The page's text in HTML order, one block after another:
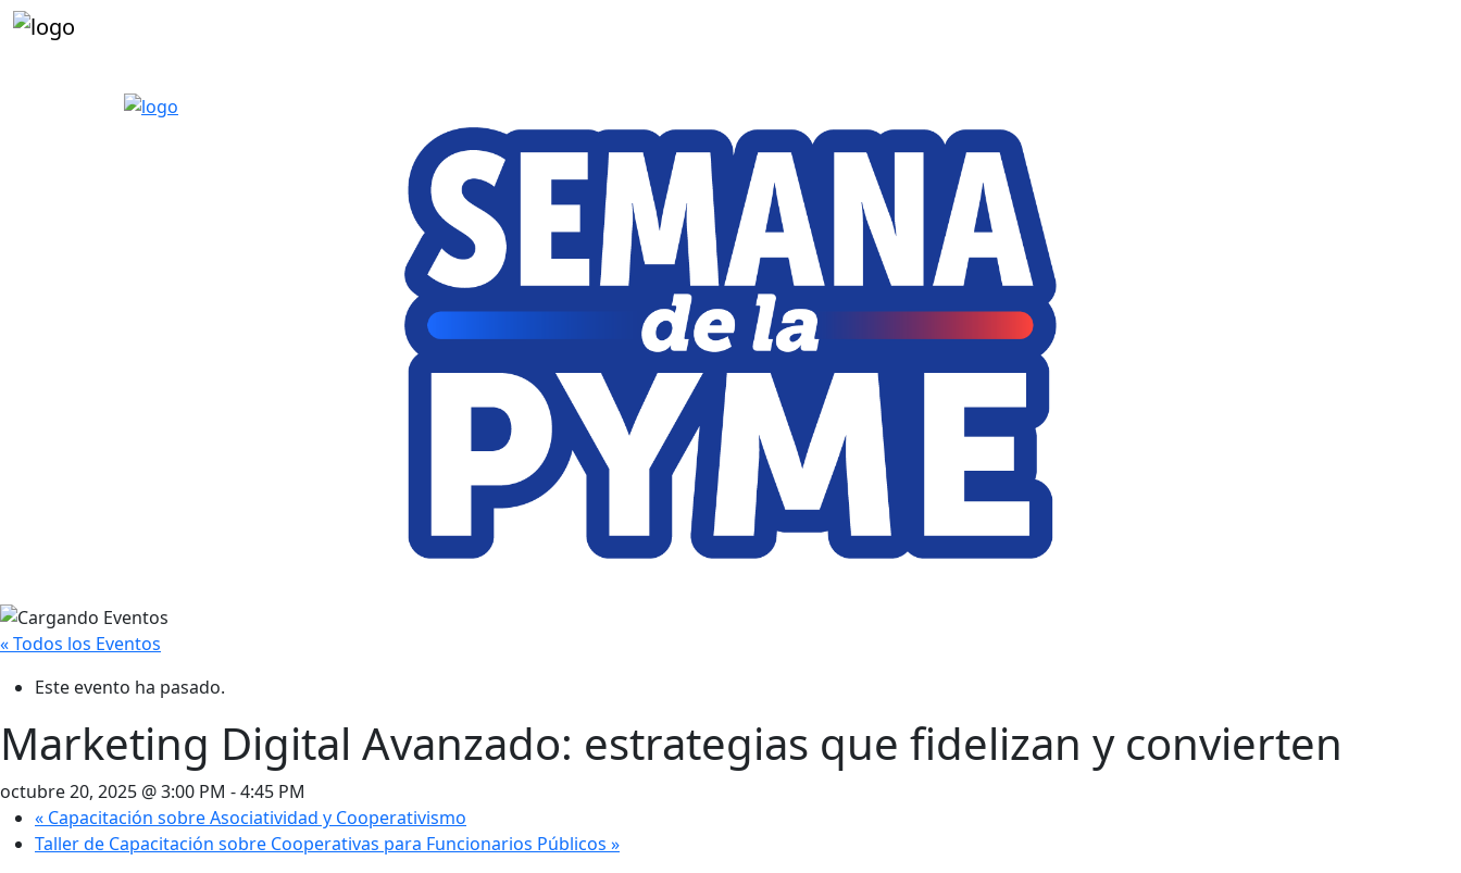
« Todos los Eventos
Este evento ha pasado.
Marketing Digital Avanzado: estrategias que fidelizan y convierten
octubre 20, 2025 @ 3:00 PM -4:45 PM
« Capacitación sobre Asociatividad y Cooperativismo
Taller de Capacitación sobre Cooperativas para Funcionarios Públicos »